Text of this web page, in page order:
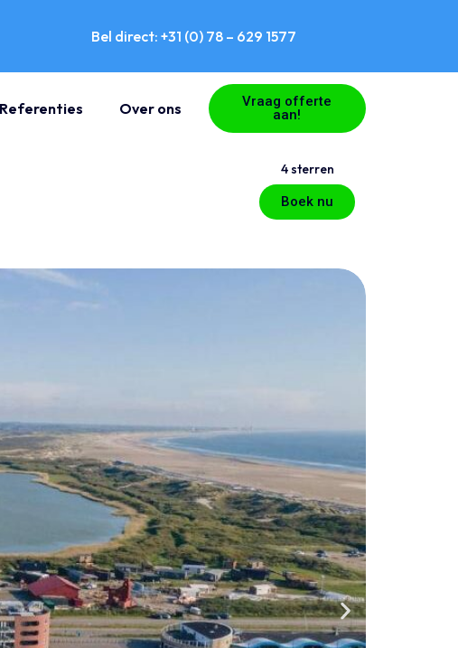
Bel direct: +31 (0) 78 – 629 1577
Referenties Over ons
Vraag offerte
aan!
4 sterren
Boek nu